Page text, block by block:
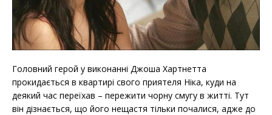
Головний герой у виконанні Джоша Хартнетта
прокидається в квартирі свого приятеля Ніка, куди на
деякий час переїхав – пережити чорну смугу в житті. Тут
він дізнається, що його нещастя тільки почалися, адже до